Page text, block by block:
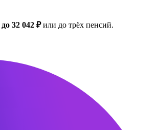
до 32 042 ₽или до трёх пенсий.